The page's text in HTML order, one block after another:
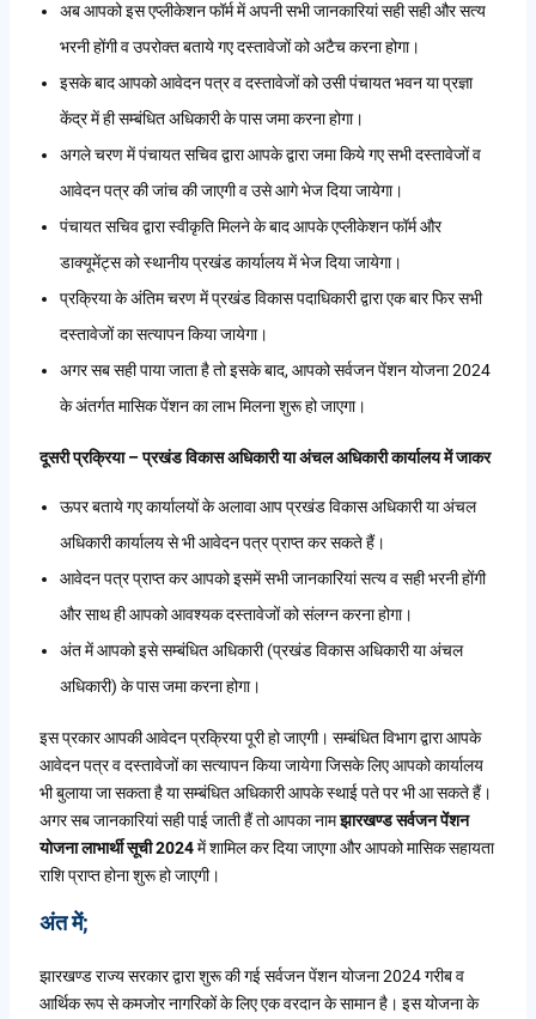
अब आपको इस एप्लीकेशन फॉर्म में अपनी सभी जानकारियां सही सही और सत्य
भरनी होंगी व उपरोक्त बताये गए दस्तावेजों को अटैच करना होगा।
इसके बाद आपको आवेदन पत्र व दस्तावेजों को उसी पंचायत भवन या प्रज्ञा
केंद्र में ही सम्बंधित अधिकारी के पास जमा करना होगा।
अगले चरण में पंचायत सचिव द्वारा आपके द्वारा जमा किये गए सभी दस्तावेजों व
आवेदन पत्र की जांच की जाएगी व उसे आगे भेज दिया जायेगा।
पंचायत सचिव द्वारा स्वीकृति मिलने के बाद आपके एप्लीकेशन फॉर्म और
डाक्यूमेंट्स को स्थानीय प्रखंड कार्यालय में भेज दिया जायेगा।
प्रक्रिया के अंतिम चरण में प्रखंड विकास पदाधिकारी द्वारा एक बार फिर सभी
दस्तावेजों का सत्यापन किया जायेगा।
अगर सब सही पाया जाता है तो इसके बाद, आपको सर्वजन पेंशन योजना 2024
के अंतर्गत मासिक पेंशन का लाभ मिलना शुरू हो जाएगा।
दूसरी प्रक्रिया – प्रखंड विकास अधिकारी या अंचल अधिकारी कार्यालय में जाकर
ऊपर बताये गए कार्यालयों के अलावा आप प्रखंड विकास अधिकारी या अंचल
अधिकारी कार्यालय से भी आवेदन पत्र प्राप्त कर सकते हैं।
आवेदन पत्र प्राप्त कर आपको इसमें सभी जानकारियां सत्य व सही भरनी होंगी
और साथ ही आपको आवश्यक दस्तावेजों को संलग्न करना होगा।
अंत में आपको इसे सम्बंधित अधिकारी (प्रखंड विकास अधिकारी या अंचल
अधिकारी) के पास जमा करना होगा।
इस प्रकार आपकी आवेदन प्रक्रिया पूरी हो जाएगी। सम्बंधित विभाग द्वारा आपके
आवेदन पत्र व दस्तावेजों का सत्यापन किया जायेगा जिसके लिए आपको कार्यालय
भी बुलाया जा सकता है या सम्बंधित अधिकारी आपके स्थाई पते पर भी आ सकते हैं।
अगर सब जानकारियां सही पाई जाती हैं तो आपका नामझारखण्ड सर्वजन पेंशन
योजना लाभार्थी सूची 2024में शामिल कर दिया जाएगा और आपको मासिक सहायता
राशि प्राप्त होना शुरू हो जाएगी।
अंत में;
झारखण्ड राज्य सरकार द्वारा शुरू की गई सर्वजन पेंशन योजना 2024 गरीब व
आर्थिक रूप से कमजोर नागरिकों के लिए एक वरदान के सामान है। इस योजना के